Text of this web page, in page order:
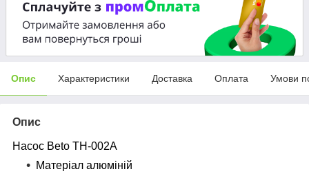
Опис Характеристики Доставка Оплата Умови
Опис
Насос Beto TH-002A
Матеріал алюміній